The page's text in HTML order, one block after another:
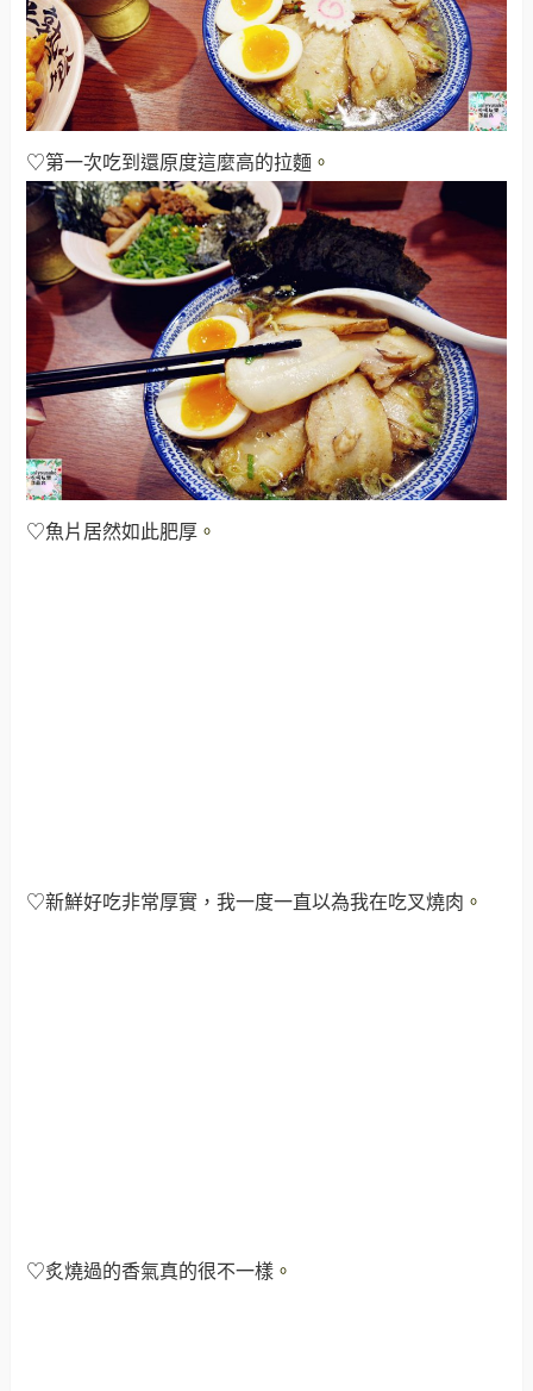
♡第一次吃到還原度這麼高的拉麵 。
♡魚片居然如此肥厚 。
♡新鮮好吃非常厚實，我一度一直以為我在吃叉燒肉 。
♡炙燒過的香氣真的很不一樣 。